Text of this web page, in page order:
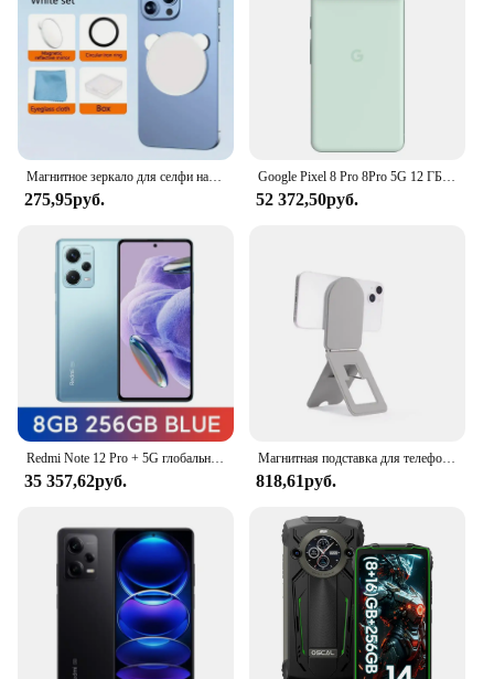
275,95руб.
Google Pixel 8 Pro 8Pro 5G 12 ГБ ОЗУ 128 ГБ ПЗУ 6,7 дюйма LTPO OLED NFC Google Tensor G3 Восьмиядерный оригинальный мобильный телефон 8 pro
52 372,50руб.
35 357,62руб.
Магнитная подставка для телефона для iPhone 15, 14, 13, 12, 11 Pro Max Plus, настольная магнитная складная подставка для телефона, держатель Magsafe для Apple
818,61руб.